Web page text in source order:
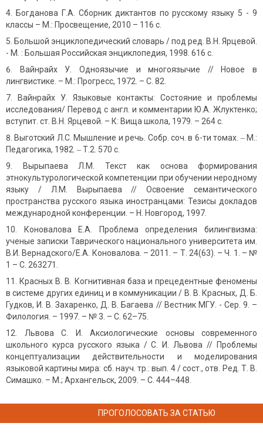
Богданова Г.А. Сборник диктантов по русскому языку 5 - 9
классы – М.: Просвещение, 2010 – 116 с.
Большой энциклопедический словарь / под ред. В.Н. Ярцевой.
- М. : Большая Российская энциклопедия, 1998. 616 с.
Вайнрайх У. Одноязычие и многоязычие // Новое в
лингвистике. – М.: Прогресс, 1972. – С. 82.
Вайнрайх У. Языковые контакты: Состояние и проблемы
исследования/ Перевод с англ. и комментарии Ю.А. Жлуктенко;
вступит. ст. В.Н. Ярцевой. – К: Вища школа, 1979. – 264 с.
Выготский Л.С. Мышление и речь. Собр. соч. в 6-ти томах. ‒ М.:
Педагогика, 1982. ‒ Т.2. 570 с.
Вырыпаева Л.М. Текст как основа формирования
этнокультурологической компетенции при обучении неродному
языку / Л.М. Вырыпаева // Освоение семантического
пространства русского языка иностранцами: Тезисы докладов
международной конференции. – Н. Новгород, 1997.
Коновалова E.A. Проблема определения билингвизма:
ученые записки Таврического национального университета им.
В.И. Вернадского/Е.А. Коновалова. – 2011. – Т. 24(63). – Ч. 1. – №
1 – С. 263271.
Красных В. В. Когнитивная база и прецедентные феномены
в системе других единиц и в коммуникации / В. В. Красных, Д. Б.
Гудков, И. В. Захаренко, Д. В. Багаева // Вестник МГУ. - Сер. 9. –
Филология. – 1997. – № 3. – С. 62–75.
Львова С. И. Аксиологические основы современного
школьного курса русского языка / С. И. Львова // Проблемы
концептуализации действительности и моделирования
языковой картины мира: сб. науч. тр.: вып. 4 / сост., отв. Ред. Т. В.
Симашко. – М.; Архангельск, 2009. – С. 444–448.
ПРОГОЛОСОВАТЬ ЗА СТАТЬЮ